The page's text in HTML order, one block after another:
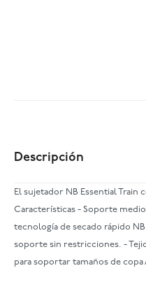
Descripción
El sujetador NB Essential
Características - Soporte
tecnología de secado rápido
soporte sin restricciones. -
para soportar tamaños de copa